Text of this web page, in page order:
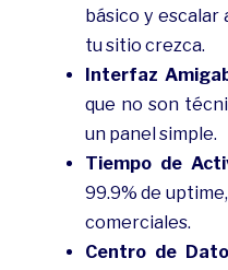
básico y escalar
tu sitio crezca.
Interfaz
que no son
un panel simple.
Tiempo de
99.9% de
comerciales.
Centro de